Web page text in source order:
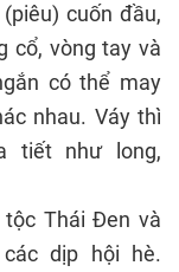
cuốn đầu,
cổ, vòng tay và
có thể may
nhau. Váy thì
tiết như long,
Thái Đen và
dịp hội hè.